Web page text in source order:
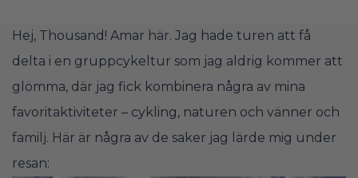
Hej, Thousand! Amar här. Jag hade turen att få
delta i en gruppcykeltur som jag aldrig kommer att
glömma, där jag fick kombinera några av mina
favoritaktiviteter – cykling, naturen och vänner och
familj. Här är några av de saker jag lärde mig under
resan: